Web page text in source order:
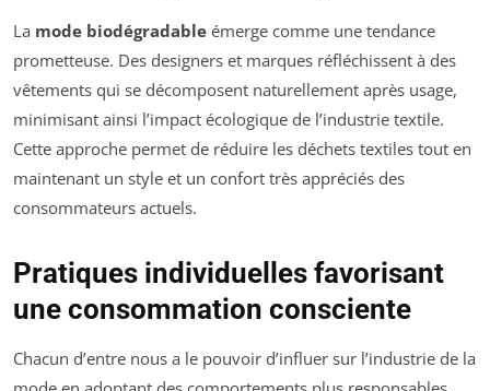
La mode biodégradable émerge comme une tendance
prometteuse. Des designers et marques réfléchissent à des
vêtements qui se décomposent naturellement après usage,
minimisant ainsi l’impact écologique de l’industrie textile.
Cette approche permet de réduire les déchets textiles tout en
maintenant un style et un confort très appréciés des
consommateurs actuels.
Pratiques individuelles favorisant
une consommation consciente
Chacun d’entre nous a le pouvoir d’influer sur l’industrie de la